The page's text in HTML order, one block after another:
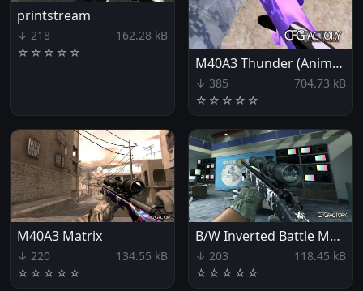
printstream
↓ 218
162.28 kB
☆ ☆ ☆ ☆ ☆
M40A3 Thunder (Animated)
↓ 385
704.73 kB
☆ ☆ ☆ ☆ ☆
M40A3 Matrix
↓ 220
134.55 kB
☆ ☆ ☆ ☆ ☆
B/W Inverted Battle M40A3 (BO3 Camo)
↓ 203
118.45 kB
☆ ☆ ☆ ☆ ☆